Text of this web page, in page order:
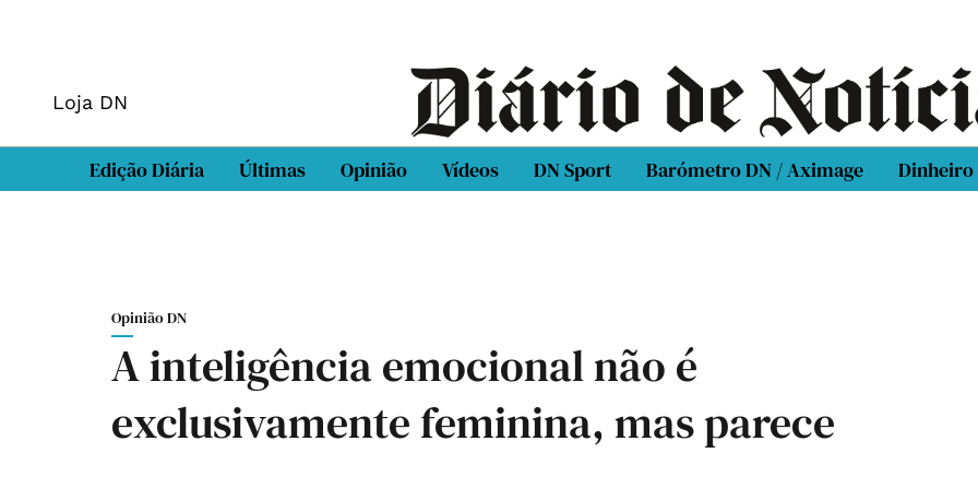
Loja DN
Edição Diária Últimas Opinião Vídeos DN Sport Barómetro DN / Aximage Dinheiro
Opinião DN
A inteligência emocional não é
exclusivamente feminina, mas parece